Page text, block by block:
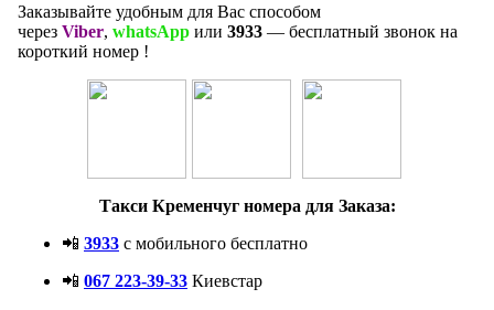
Заказывайте удобным для Вас способом
через Viber, whatsApp или 3933 — бесплатный звонок на
короткий номер !
Такси Кременчуг номера для Заказа:
📲 3933 с мобильного бесплатно
📲 067 223-39-33 Киевстар